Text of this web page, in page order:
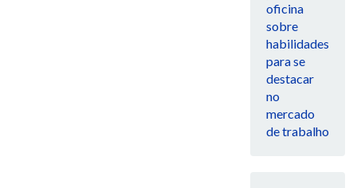
oficina
sobre
habilidades
para se
destacar
no
mercado
de trabalho